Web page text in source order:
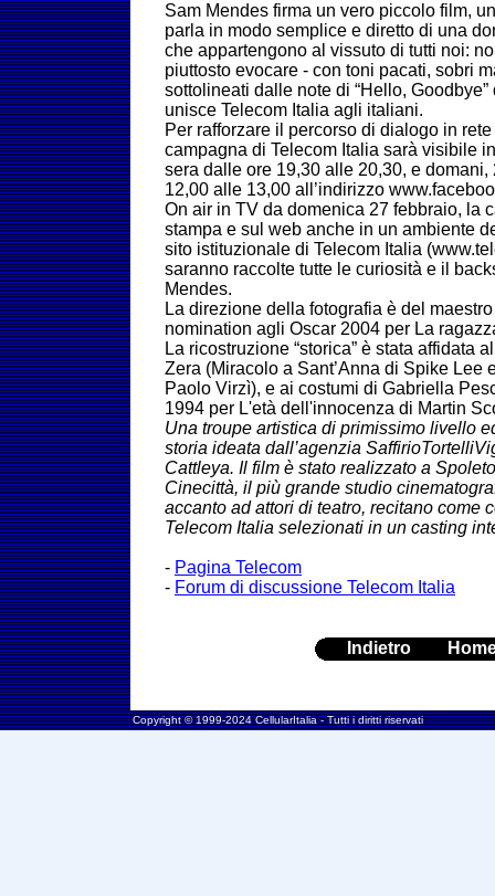
Sam Mendes firma un vero piccolo film,
parla in modo semplice e diretto di una
che appartengono al vissuto di tutti noi:
piuttosto evocare - con toni pacati, sobri
sottolineati dalle note di “Hello,
unisce Telecom Italia agli italiani.
Per rafforzare il percorso di dialogo in
campagna di Telecom Italia sarà visibile
sera dalle ore 19,30 alle 20,30, e
12,00 alle 13,00 all’indirizzo
On air in TV da domenica 27 febbraio, la
stampa e sul web anche in un ambiente
sito istituzionale di Telecom Italia
saranno raccolte tutte le curiosità e il
Mendes.
La direzione della fotografia è del
nomination agli Oscar 2004 per La
La ricostruzione “storica” è stata affidata
Zera (Miracolo a Sant’Anna di Spike Lee
Paolo Virzì), e ai costumi di Gabriella
1994 per L'età dell'innocenza di Martin
Una troupe artistica di primissimo livello
storia ideata dall’agenzia
Cattleya. Il film è stato realizzato a
Cinecittà, il più grande studio
accanto ad attori di teatro, recitano come
Telecom Italia selezionati in un casting
- Pagina Telecom
- Forum di discussione Telecom Italia
Indietro
Copyright © 1999-2024 CellularItalia - Tutti i diritti riservati